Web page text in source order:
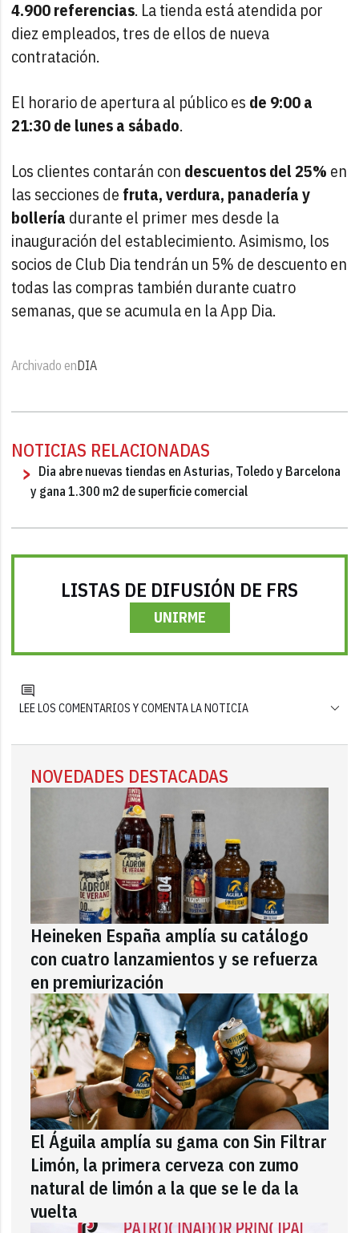
4.900 referencias. La tienda está atendida por
diez empleados, tres de ellos de nueva
contratación.
El horario de apertura al público es de 9:00 a
21:30 de lunes a sábado.
Los clientes contarán con descuentos del 25% en
las secciones de fruta, verdura, panadería y
bollería durante el primer mes desde la
inauguración del establecimiento. Asimismo, los
socios de Club Dia tendrán un 5% de descuento en
todas las compras también durante cuatro
semanas, que se acumula en la App Dia.
Archivado enDIA
NOTICIAS RELACIONADAS
Dia abre nuevas tiendas en Asturias, Toledo y Barcelona
y gana 1.300 m2 de superficie comercial
LISTAS DE DIFUSIÓN DE FRS
UNIRME
LEE LOS COMENTARIOS Y COMENTA LA NOTICIA
NOVEDADES DESTACADAS
Heineken España amplía su catálogo
con cuatro lanzamientos y se refuerza
en premiurización
El Águila amplía su gama con Sin Filtrar
Limón, la primera cerveza con zumo
natural de limón a la que se le da la
vuelta